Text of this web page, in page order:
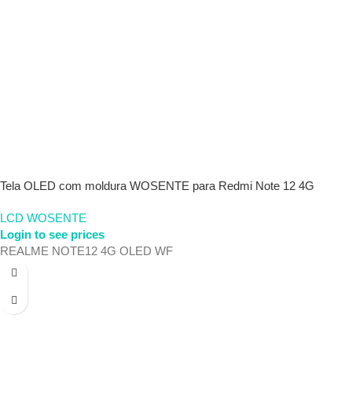
Tela OLED com moldura WOSENTE para Redmi Note 12 4G
LCD WOSENTE
Login to see prices
REALME NOTE12 4G OLED WF